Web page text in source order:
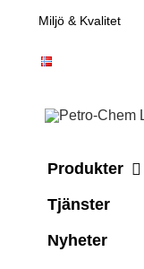
content
Miljö & Kvalitet
Produkter
Tjänster
Nyheter